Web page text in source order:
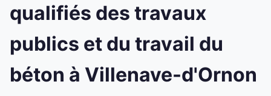
qualifiés des travaux
publics et du travail du
béton à Villenave-d'Ornon